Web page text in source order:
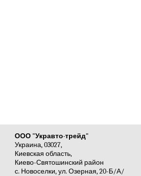
ООО "Укравто-трейд"
Украина, 03027,
Киевская область,
Киево-Святошинский район
с. Новоселки, ул. Озерная, 20-Б/А/